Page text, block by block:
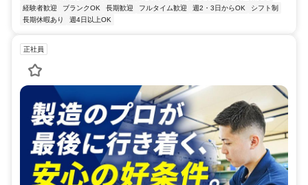
経験者歓迎
ブランクOK 長期歓迎 フルタイム歓迎 週2・3日からOK
シフト制
長期休暇あり
週4日以上OK
正社員